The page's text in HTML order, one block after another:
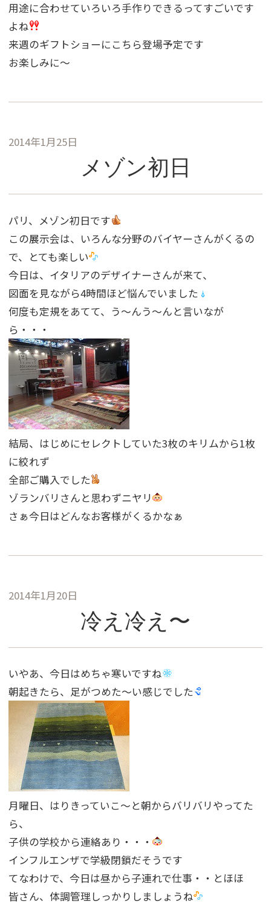
用途に合わせていろいろ手作りできるってすごいです
よね
来週のギフトショーにこちら登場予定です
お楽しみに〜
2014年1月25日
メゾン初日
パリ、メゾン初日です
この展示会は、いろんな分野のバイヤーさんがくるの
で、とても楽しい
今日は、イタリアのデザイナーさんが来て、
図面を見ながら4時間ほど悩んでいました
何度も定規をあてて、う〜んう〜んと言いなが
ら・・・
結局、はじめにセレクトしていた3枚のキリムから1枚
に絞れず
全部ご購入でした
ゾランバリさんと思わずニヤリ
さぁ今日はどんなお客様がくるかなぁ
2014年1月20日
冷え冷え〜
いやあ、今日はめちゃ寒いですね
朝起きたら、足がつめた〜い感じでした
月曜日、はりきっていこ〜と朝からバリバリやってた
ら、
子供の学校から連絡あり・・・
インフルエンザで学級閉鎖だそうです
てなわけで、今日は昼から子連れで仕事・・とほほ
皆さん、体調管理しっかりしましょうね